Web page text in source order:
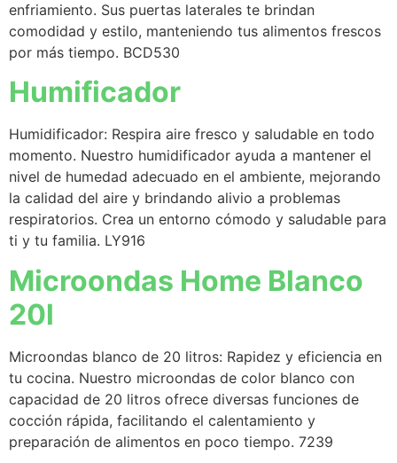
enfriamiento. Sus puertas laterales te brindan
comodidad y estilo, manteniendo tus alimentos frescos
por más tiempo. BCD530
Humificador
Humidificador: Respira aire fresco y saludable en todo
momento. Nuestro humidificador ayuda a mantener el
nivel de humedad adecuado en el ambiente, mejorando
la calidad del aire y brindando alivio a problemas
respiratorios. Crea un entorno cómodo y saludable para
ti y tu familia. LY916
Microondas Home Blanco
20l
Microondas blanco de 20 litros: Rapidez y eficiencia en
tu cocina. Nuestro microondas de color blanco con
capacidad de 20 litros ofrece diversas funciones de
cocción rápida, facilitando el calentamiento y
preparación de alimentos en poco tiempo. 7239